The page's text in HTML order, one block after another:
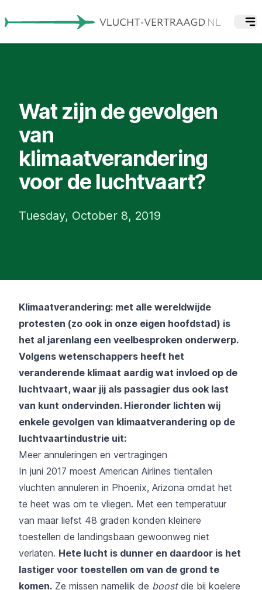
Wat zijn de gevolgen
van
klimaatverandering
voor de luchtvaart?
Tuesday, October 8, 2019
Klimaatverandering: met alle wereldwijde
protesten (zo ook in onze eigen hoofdstad) is
het al jarenlang een veelbesproken onderwerp.
Volgens wetenschappers heeft het
veranderende klimaat aardig wat invloed op de
luchtvaart, waar jij als passagier dus ook last
van kunt ondervinden. Hieronder lichten wij
enkele gevolgen van klimaatverandering op de
luchtvaartindustrie uit:
Meer annuleringen en vertragingen
In juni 2017 moest American Airlines tientallen
vluchten annuleren in Phoenix, Arizona omdat het
te heet was om te vliegen. Met een temperatuur
van maar liefst 48 graden konden kleinere
toestellen de landingsbaan gewoonweg niet
verlaten. Hete lucht is dunner en daardoor is het
lastiger voor toestellen om van de grond te
komen. Ze missen namelijk de boostdie bij koelere